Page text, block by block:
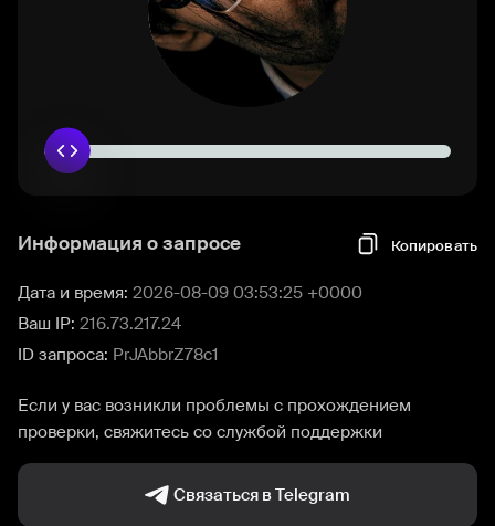
Информация о запросе Копировать
Дата и время: 2026-08-09 03:53:25 +0000
Ваш IP: 216.73.217.24
ID запроса: PrJAbbrZ78c1
Если у вас возникли проблемы с прохождением
проверки, свяжитесь со службой поддержки
Связаться в Telegram